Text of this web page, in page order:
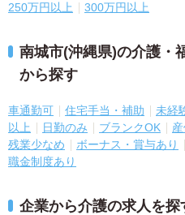
250万円以上 300万円以上
南城市(沖縄県)の介護・
から探す
車通勤可 住宅手当・補助 未経
以上
日勤のみ ブランクOK
残業少なめ
ボーナス・賞与あり
職金制度あり
企業から介護の求人を探